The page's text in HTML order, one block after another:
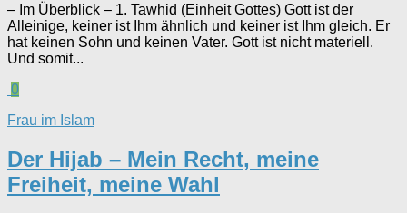
– Im Überblick – 1. Tawhid (Einheit Gottes) Gott ist der
Alleinige, keiner ist Ihm ähnlich und keiner ist Ihm gleich. Er
hat keinen Sohn und keinen Vater. Gott ist nicht materiell.
Und somit...
0
Frau im Islam
Der Hijab – Mein Recht, meine
Freiheit, meine Wahl